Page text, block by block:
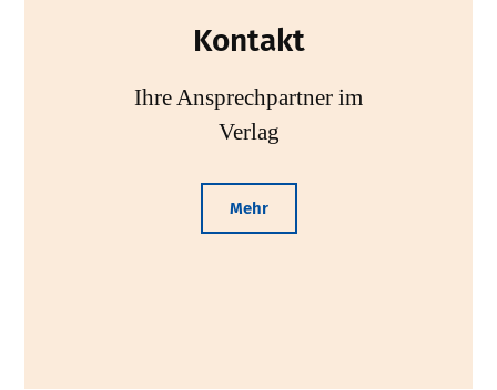
Kontakt
Ihre Ansprechpartner im
Verlag
Mehr